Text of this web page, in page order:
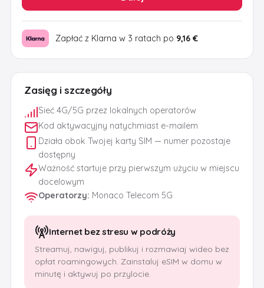
Zasięg i szczegóły
Sieć 4G/5G przez lokalnych operatorów
Kod aktywacyjny natychmiast e-mailem
Działa obok Twojej karty SIM — numer pozostaje
dostępny
Ważność startuje przy pierwszym użyciu w miejscu
docelowym
Operatorzy: Monaco Telecom 5G
Internet bez stresu w podróży
Streamuj, nawiguj, publikuj i rozmawiaj wideo bez
opłat roamingowych. Zainstaluj eSIM w domu w
minutę i aktywuj po przylocie.
Zapłać z Klarna w 3 ratach po 9,16 €